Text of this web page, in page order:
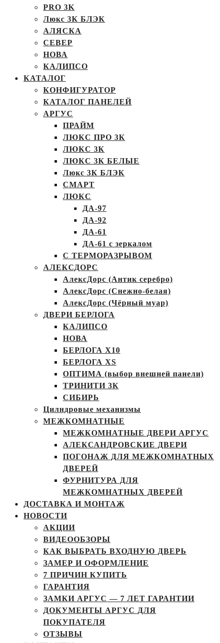
PRO 3K
Люкс 3К БЛЭК
АЛЯСКА
СЕВЕР
НОВА
КАЛИПСО
КАТАЛОГ
КОНФИГУРАТОР
КАТАЛОГ ПАНЕЛЕЙ
АРГУС
ПРАЙМ
ЛЮКС ПРО 3К
ЛЮКС 3К
ЛЮКС 3К БЕЛЫЕ
Люкс 3К БЛЭК
СМАРТ
ЛЮКС
ДА-97
ДА-92
ДА-61
ДА-61 с зеркалом
С ТЕРМОРАЗРЫВОМ
АЛЕКСДОРС
АлексДорс (Антик серебро)
АлексДорс (Снежно-белая)
АлексДорс (Чёрный муар)
ДВЕРИ БЕРЛОГА
КАЛИПСО
НОВА
БЕРЛОГА Х10
БЕРЛОГА XS
ОПТИМА (выбор внешней панели)
ТРИНИТИ 3К
СИБИРЬ
Цилндровые механизмы
МЕЖКОМНАТНЫЕ
МЕЖКОМНАТНЫЕ ДВЕРИ АРГУС
АЛЕКСАНДРОВСКИЕ ДВЕРИ
ПОГОНАЖ ДЛЯ МЕЖКОМНАТНЫХ
ДВЕРЕЙ
ФУРНИТУРА ДЛЯ
МЕЖКОМНАТНЫХ ДВЕРЕЙ
ДОСТАВКА И МОНТАЖ
НОВОСТИ
АКЦИИ
ВИДЕООБЗОРЫ
КАК ВЫБРАТЬ ВХОДНУЮ ДВЕРЬ
ЗАМЕР И ОФОРМЛЕНИЕ
7 ПРИЧИН КУПИТЬ
ГАРАНТИЯ
ЗАМКИ АРГУС — 7 ЛЕТ ГАРАНТИИ
ДОКУМЕНТЫ АРГУС ДЛЯ
ПОКУПАТЕЛЯ
ОТЗЫВЫ